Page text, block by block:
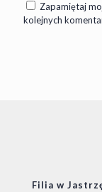
Zapamiętaj
kolejnych
Filia w